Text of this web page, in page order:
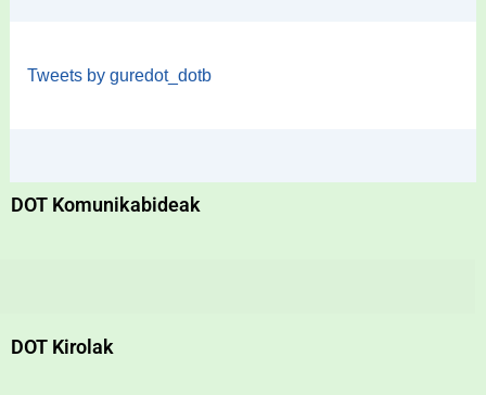
Tweets by guredot_dotb
DOT Komunikabideak
DOT Kirolak